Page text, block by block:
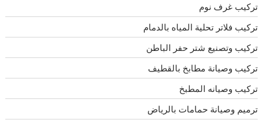
تركيب غرف نوم
تركيب فلاتر تحلية المياه بالدمام
تركيب وتصنيع شتر حفر الباطن
تركيب وصيانة مطابخ بالقطيف
تركيب وصيانه المطبخ
ترميم وصيانة حمامات بالرياض